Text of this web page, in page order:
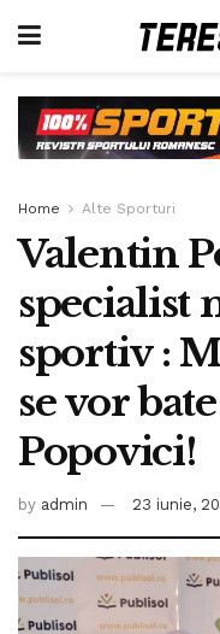
Home Alte Sporturi
Valentin
specialist
sportiv :
se vor
Popovici!
by admin 23 iunie,